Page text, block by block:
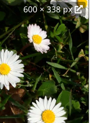
600 × 338 px